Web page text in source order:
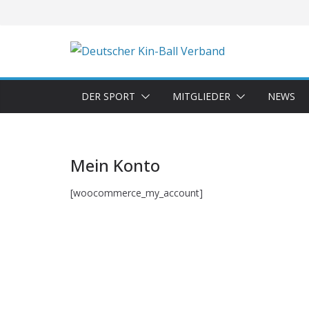
DER SPORT MITGLIEDER NEWS
Mein Konto
[woocommerce_my_account]